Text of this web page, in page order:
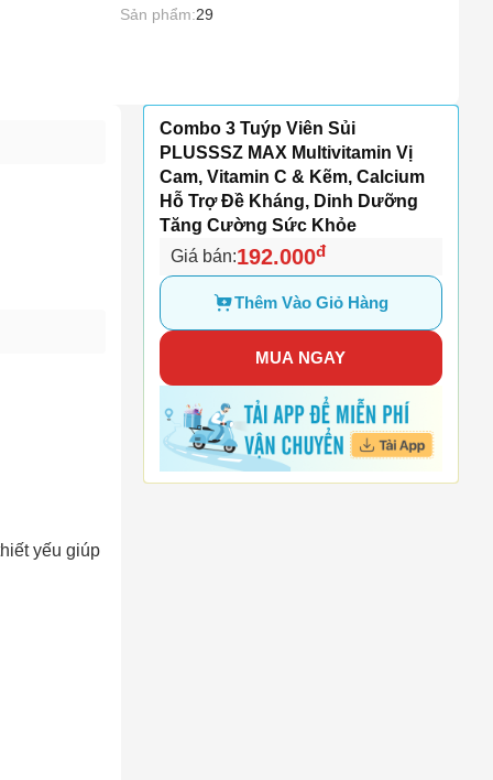
Sản phẩm:29
yếu giúp
Combo 3 Tuýp Viên Sủi
PLUSSSZ MAX Multivitamin Vị
Cam, Vitamin C & Kẽm, Calcium
Hỗ Trợ Đề Kháng, Dinh Dưỡng
Tăng Cường Sức Khỏe
Giá bán:192.000đ
Thêm Vào Giỏ Hàng
MUA NGAY